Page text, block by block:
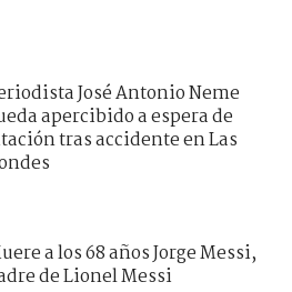
José Antonio Neme
apercibido a espera de
tras accidente en Las
a los 68 años Jorge Messi,
de Lionel Messi